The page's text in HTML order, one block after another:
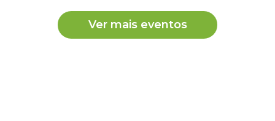
Ver mais eventos